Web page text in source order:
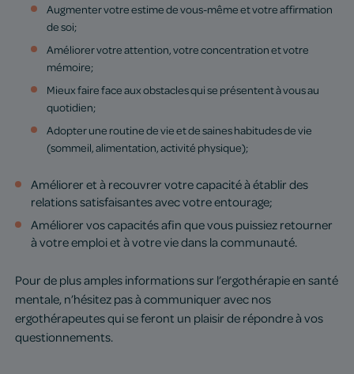
Augmenter votre estime de vous-même et votre affirmation
de soi;
Améliorer votre attention, votre concentration et votre
mémoire;
Mieux faire face aux obstacles qui se présentent à vous au
quotidien;
Adopter une routine de vie et de saines habitudes de vie
(sommeil, alimentation, activité physique);
Améliorer et à recouvrer votre capacité à établir des
relations satisfaisantes avec votre entourage;
Améliorer vos capacités afin que vous puissiez retourner
à votre emploi et à votre vie dans la communauté.
Pour de plus amples informations sur l’ergothérapie en santé
mentale, n’hésitez pas à communiquer avec nos
ergothérapeutes qui se feront un plaisir de répondre à vos
questionnements.